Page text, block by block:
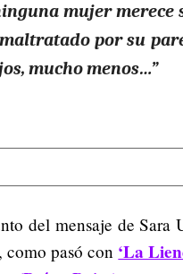
mujer merece
por su
mucho menos…”
del mensaje de Sara
como pasó con ‘La